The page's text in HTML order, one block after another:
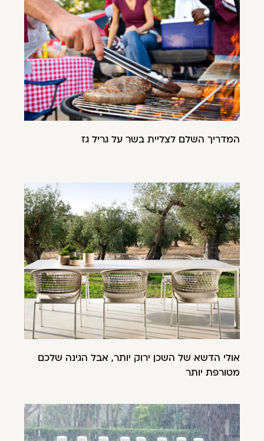
המדריך השלם לצליית בשר על גריל גז
אולי הדשא של השכן ירוק יותר, אבל הגינה שלכם
מטורפת יותר